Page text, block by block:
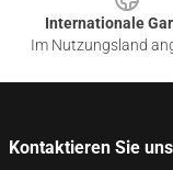
Internationale
Im Nutzungsland
Kontaktieren Sie uns